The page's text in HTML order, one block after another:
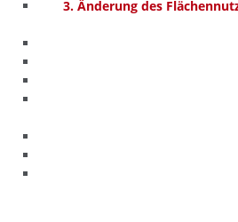
3. Änderung des